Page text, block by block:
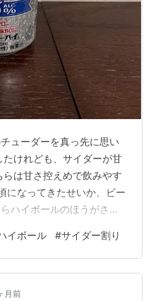
ューダーを真っ先に思い
けれども、サイダーが甘
は甘さ控えめで飲みやす
なってきたせいか、ビー
ハイボールのほうがさっ
酎ハイボール キレの5％
ース価格: 3250 円楽天で
るボディソープ フローラ
イボール #サイダー割り
月前